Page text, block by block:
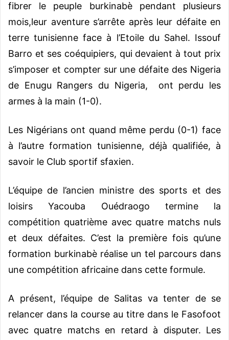
fibrer le peuple burkinabè pendant plusieurs
mois,leur aventure s’arrête après leur défaite en
terre tunisienne face à l’Etoile du Sahel. Issouf
Barro et ses coéquipiers, qui devaient à tout prix
s’imposer et compter sur une défaite des Nigeria
de Enugu Rangers du Nigeria, ont perdu les
armes à la main (1-0).
Les Nigérians ont quand même perdu (0-1) face
à l’autre formation tunisienne, déjà qualifiée, à
savoir le Club sportif sfaxien.
L’équipe de l’ancien ministre des sports et des
loisirs Yacouba Ouédraogo termine la
compétition quatrième avec quatre matchs nuls
et deux défaites. C’est la première fois qu’une
formation burkinabè réalise un tel parcours dans
une compétition africaine dans cette formule.
A présent, l’équipe de Salitas va tenter de se
relancer dans la course au titre dans le Fasofoot
avec quatre matchs en retard à disputer. Les